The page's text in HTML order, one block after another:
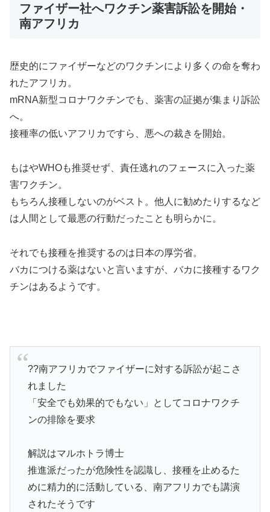
ファイザー社へワクチン薬害訴訟を開始・
南アフリカ
歴史的にファイザーなどのワクチンにより多くの命を奪わ
れたアフリカ。
mRNA新型コロナワクチンでも、薬害の証拠が集まり訴訟
へ。
接種率の低いアフリカですら、悪への裁きを開始。
もはやWHOも推奨せず、責任逃れのフェースに入った薬
害ワクチン。
もちろん接種しないのがベスト。他人に勧めたりするなど
は人間として最悪の行動だったことも明らかに。
それでも接種を推奨するのは日本の厚労省。
バカにつける薬はないと言いますが、バカに接種するワク
チンはあるようです。
??南アフリカでファイザーに対する訴訟が起こさ
れました
「安全でも効果的でもない」としてコロナワクチ
ンの排除を要求
解説はマルホトラ博士
推進派だったが危険性を認識し、接種を止めるた
めに精力的に活動している、南アフリカでも講演
されたそうです